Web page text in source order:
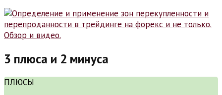
3 плюса и 2 минуса
ПЛЮСЫ